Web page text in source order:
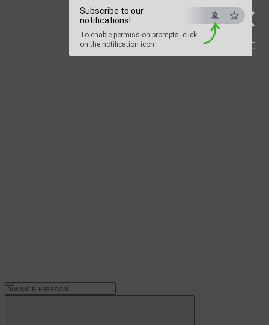
×
ESC
Subscribe to our
notifications!
To enable permission prompts, click
on the notification icon